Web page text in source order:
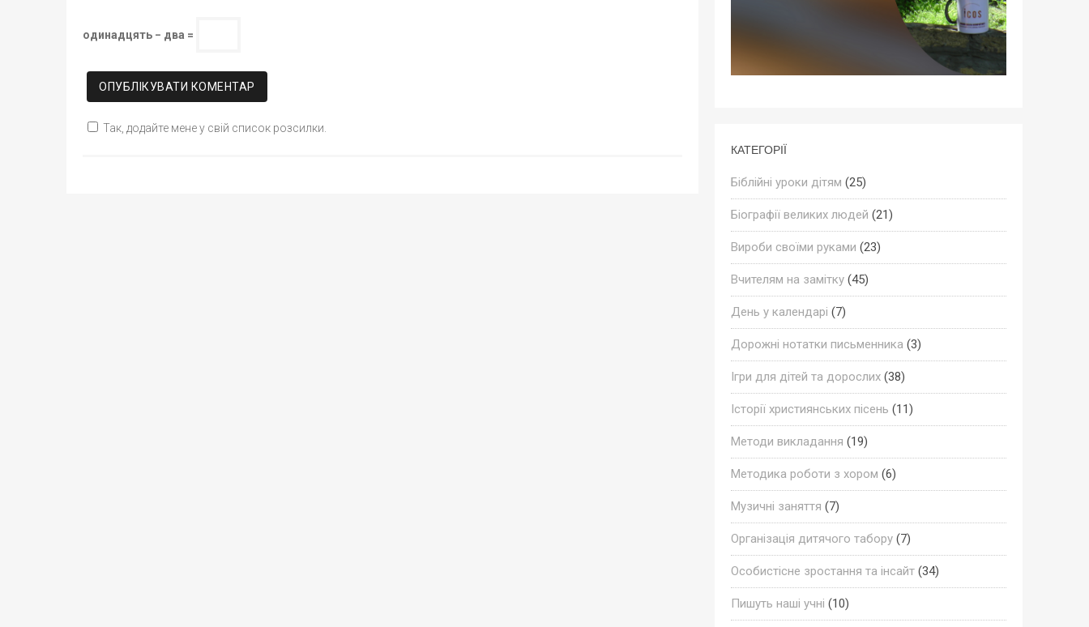
одинадцять − два =
Так, додайте мене у свій список розсилки.
КАТЕГОРІЇ
Біблійні уроки дітям (25)
Біографії великих людей (21)
Вироби своїми руками (23)
Вчителям на замітку(45)
День у календарі (7)
Дорожні нотатки письменника (3)
Ігри для дітей та дорослих(38)
Історії християнських пісень (11)
Методи викладання (19)
Методика роботи з хором (6)
Музичні заняття (7)
Організація дитячого табору(7)
Особистісне зростання та інсайт(34)
Пишуть наші учні (10)